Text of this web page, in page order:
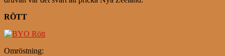
RÖTT
Omröstning: